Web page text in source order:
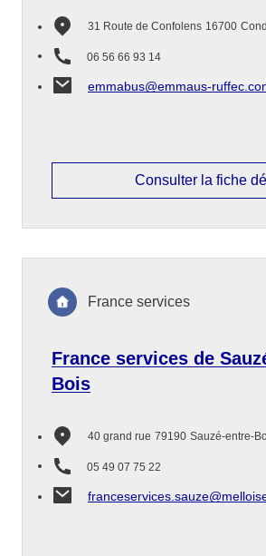
31 Route de Confolens 16700
06 56 66 93 14
emmabus@emmaus-
Consulter la fiche
France services de
Bois
40 grand rue 79190 Sauzé-entre-
05 49 07 75 22
France services